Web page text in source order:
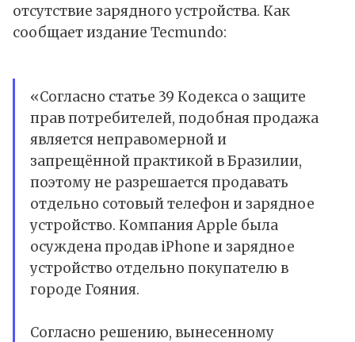
отсутствие зарядного устройства. Как
сообщаетиздание Tecmundo:
«Согласно статье 39 Кодекса о защите
прав потребителей, подобная продажа
является неправомерной и
запрещённой практикой в Бразилии,
поэтому не разрешается продавать
отдельно сотовый телефон и зарядное
устройство. Компания Apple была
осуждена продав iPhone и зарядное
устройство отдельно покупателю в
городе Гояния.
Согласно решению, вынесенному